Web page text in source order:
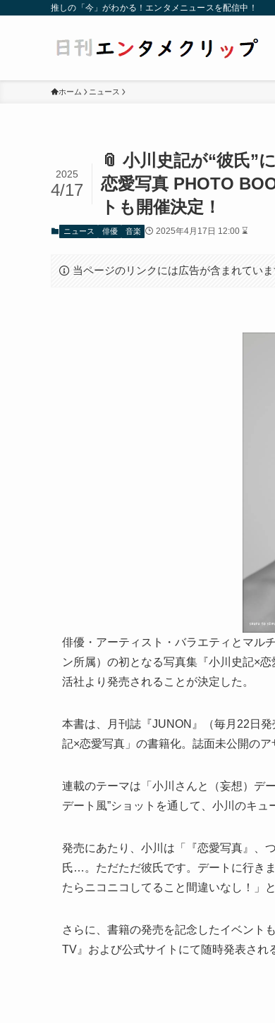
推しの「今」がわかる！エンタメニュースを配信中！
ホーム ニュース
📎 小川史記が“彼氏”
恋愛写真 PHOTO
トも開催決定！
2025
4/17
ニュース 俳優 音楽 2025年4月17日 12:00 ⌛
当ページのリンクには広告が含まれていま
俳優・アーティスト・バラエティとマル
ン所属）の初となる写真集『小川史記×
活社より発売されることが決定した。
本書は、月刊誌『JUNON』（毎月22日
記×恋愛写真」の書籍化。誌面未公開の
連載のテーマは「小川さんと（妄想）デ
デート風”ショットを通して、小川のキ
発売にあたり、小川は「『恋愛写真』、
氏…。ただただ彼氏です。デートに行き
たらニコニコしてること間違いなし！」と
さらに、書籍の発売を記念したイベント
TV』および公式サイトにて随時発表され